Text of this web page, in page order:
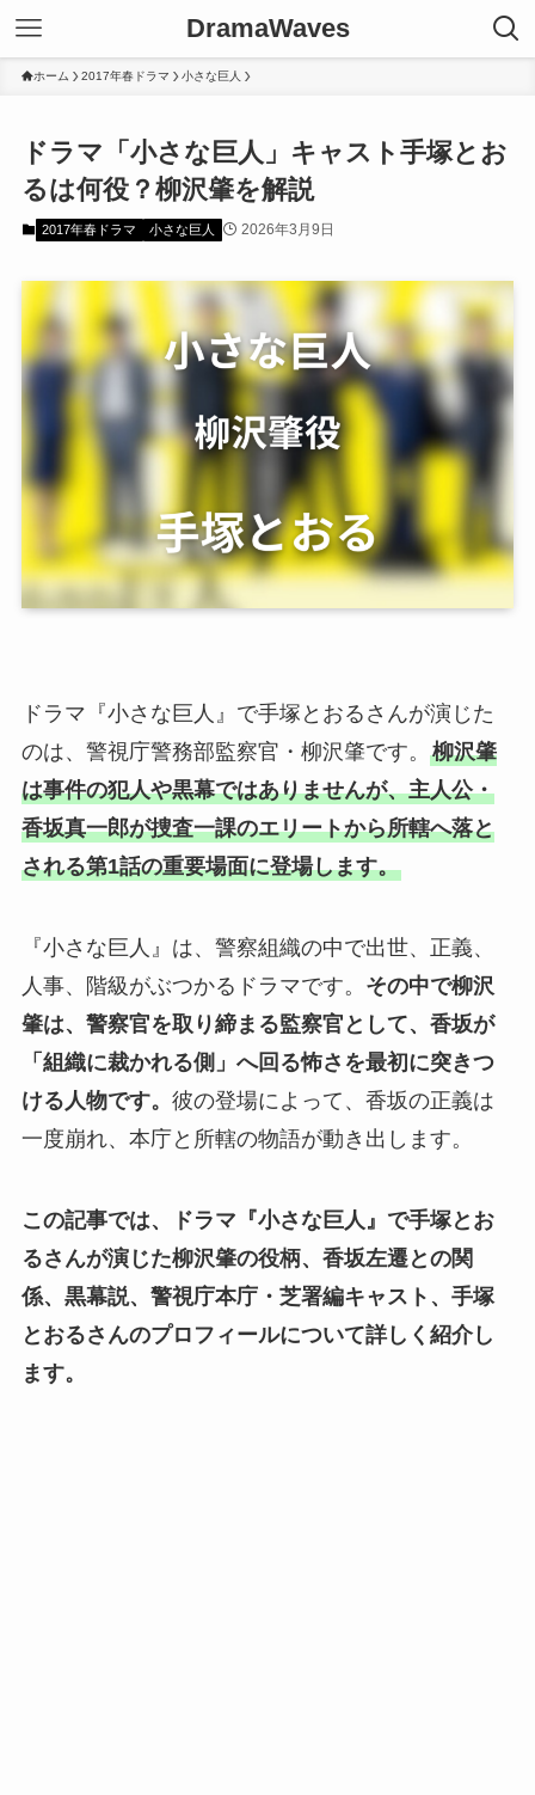
DramaWaves
ホーム 2017年春ドラマ 小さな巨人
ドラマ「小さな巨人」キャスト手塚とお
るは何役？柳沢肇を解説
2017年春ドラマ 小さな巨人 2026年3月9日
ドラマ『小さな巨人』で手塚とおるさんが演じた
のは、警視庁警務部監察官・柳沢肇です。 柳沢肇
は事件の犯人や黒幕ではありませんが、主人公・
香坂真一郎が捜査一課のエリートから所轄へ落と
される第1話の重要場面に登場します。
『小さな巨人』は、警察組織の中で出世、正義、
人事、階級がぶつかるドラマです。 その中で柳沢
肇は、警察官を取り締まる監察官として、香坂が
「組織に裁かれる側」へ回る怖さを最初に突きつ
ける人物です。 彼の登場によって、香坂の正義は
一度崩れ、本庁と所轄の物語が動き出します。
この記事では、ドラマ『小さな巨人』で手塚とお
るさんが演じた柳沢肇の役柄、香坂左遷との関
係、黒幕説、警視庁本庁・芝署編キャスト、手塚
とおるさんのプロフィールについて詳しく紹介し
ます。